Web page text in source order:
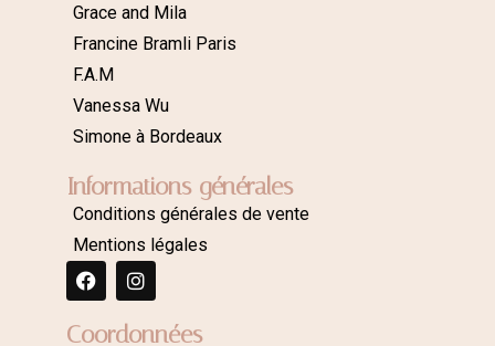
Grace and Mila
Francine Bramli Paris
F.A.M
Vanessa Wu
Simone à Bordeaux
Informations générales
Conditions générales de vente
Mentions légales
Coordonnées